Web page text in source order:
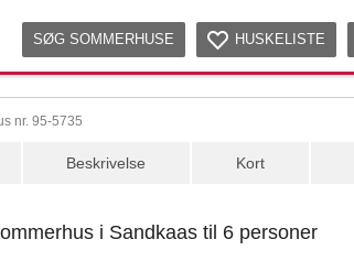
SØG SOMMERHUSE HUSKELISTE
nr. 95-5735
Beskrivelse Kort
i Sandkaas til 6 personer